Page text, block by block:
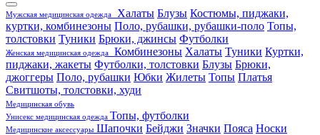
Мужская медицинская одежда Халаты Блузы Костюмы, пиджаки,
куртки, комбинезоны Поло, рубашки, рубашки-поло Топы,
толстовки Туники Брюки, джинсы Футболки
Женская медицинская одежда Комбинезоны Халаты Туники Куртки,
пиджаки, жакеты Футболки, толстовки Блузы Брюки,
джоггеры Поло, рубашки Юбки Жилеты Топы Платья
Свитшоты, толстовки, худи
Медицинская обувь
Унисекс медицинская одежда Топы, футболки
Медицинские аксессуары Шапочки Бейджи Значки Пояса Носки